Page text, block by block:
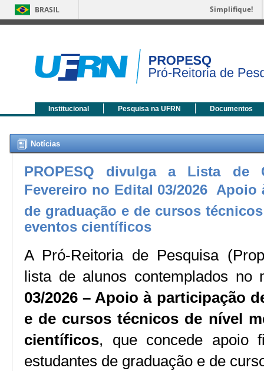
BRASIL Simplifique!
Institucional Pesquisa na UFRN Documentos
Notícias
PROPESQ divulga a Lista de
Fevereiro no Edital 03/2026 
de graduação e de cursos
eventos científicos
A Pró-Reitoria de Pesquisa
lista de alunos contemplados
03/2026 – Apoio à participação
e de cursos técnicos de nível
científicos, que concede apoio
estudantes de graduação e de